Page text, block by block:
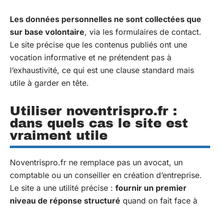
Les données personnelles ne sont collectées que
sur base volontaire, via les formulaires de contact.
Le site précise que les contenus publiés ont une
vocation informative et ne prétendent pas à
l’exhaustivité, ce qui est une clause standard mais
utile à garder en tête.
Utiliser noventrispro.fr :
dans quels cas le site est
vraiment utile
Noventrispro.fr ne remplace pas un avocat, un
comptable ou un conseiller en création d’entreprise.
Le site a une utilité précise : fournir un premier
niveau de réponse structuré quand on fait face à